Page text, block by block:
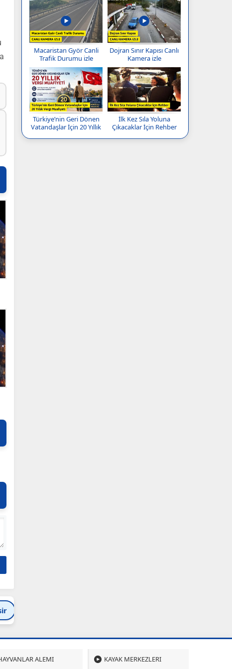
Macaristan Györ Canli
Trafik Durumu izle
Dojran Sınır Kapısı Canlı
Kamera izle
Türkiye’nin Geri Dönen
Vatandaşlar İçin 20 Yıllık
İlk Kez Sıla Yoluna
Çıkacaklar İçin Rehber
ALEMI KAYAK MERKEZLERI